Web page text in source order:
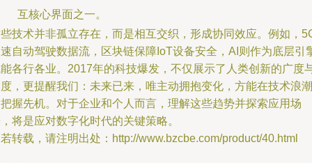
互核心界面之一。
技术并非孤立存在，而是相互交织，形成协同效应。例如，
自动驾驶数据流，区块链保障IoT设备安全，AI则作为底层引
各行各业。2017年的科技爆发，不仅展示了人类创新的广度
，更提醒我们：未来已来，唯主动拥抱变化，方能在技术浪潮
握先机。对于企业和个人而言，理解这些趋势并探索应用场
将是应对数字化时代的关键策略。
转载，请注明出处：http://www.bzcbe.com/product/40.html